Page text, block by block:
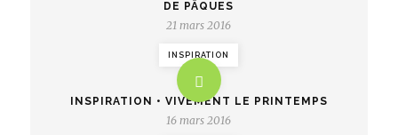
DE PÂQUES
21 mars 2016
INSPIRATION
INSPIRATION • VIVEMENT LE PRINTEMPS
16 mars 2016